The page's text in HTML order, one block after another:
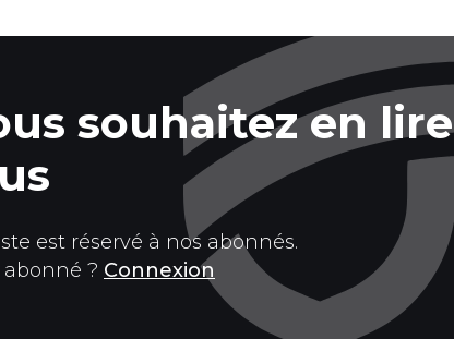
souhaitez en lire
est réservé à nos abonnés.
abonné ? Connexion